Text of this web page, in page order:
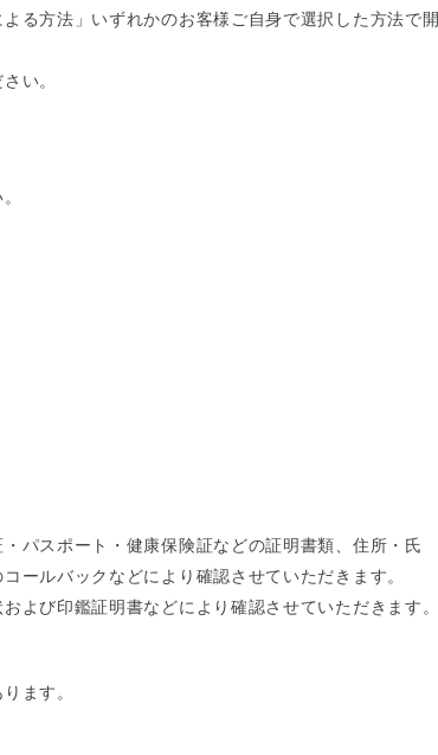
る方法」いずれかのお客様ご自身で選択した方法で開
い。
パスポート・健康保険証などの証明書類、住所・氏
ールバックなどにより確認させていただきます。
よび印鑑証明書などにより確認させていただきます。
ます。